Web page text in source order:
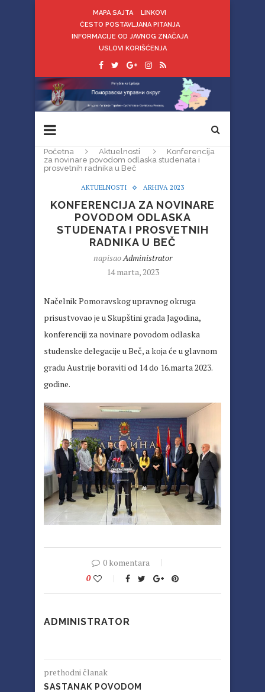
MAPA SAJTA
LINKOVI
ČESTO POSTAVLJANA PITANJA
INFORMACIJE OD JAVNOG ZNAČAJA
USLOVI KORIŠĆENJA
Početna Aktuelnosti
Konferencija
za novinare povodom odlaska studenata i
prosvetnih radnika u Beč
AKTUELNOSTI ARHIVA 2023
KONFERENCIJA ZA NOVINARE
POVODOM ODLASKA
STUDENATA I PROSVETNIH
RADNIKA U BEČ
napisaoAdministrator
14 marta, 2023
Načelnik Pomoravskog upravnog okruga
prisustvovao je u Skupštini grada Jagodina,
konferenciji za novinare povodom odlaska
studenske delegacije u Beč, a koja će u glavnom
gradu Austrije boraviti od 14 do 16.marta 2023.
godine.
0 komentara
0
ADMINISTRATOR
prethodni članak
SASTANAK POVODOM